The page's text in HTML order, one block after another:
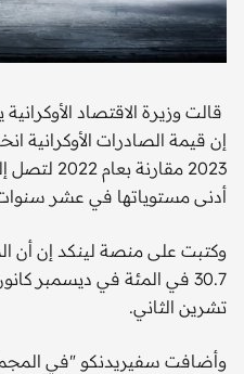
قالت وزيرة الاقتصاد
أدنى مستوياتها في عشر
وكتبت على منصة لينكد إن أن
30.7 في المئة في ديسمبر
تشرين الثاني.